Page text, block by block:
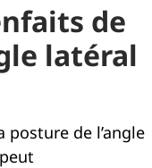
de
latéral
posture de l’angle